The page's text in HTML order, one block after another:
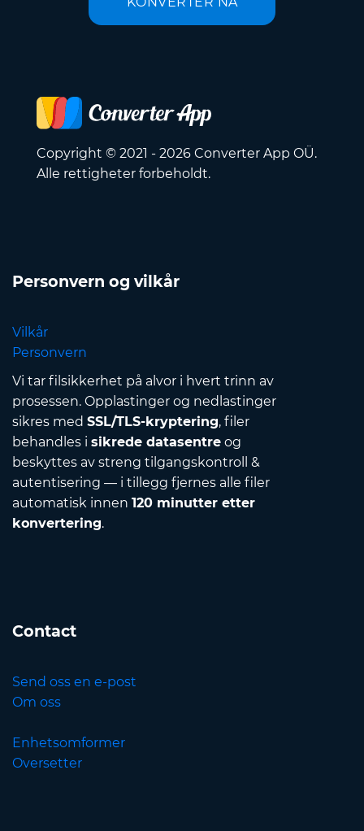
Copyright © 2021 - 2026 Converter App OÜ.
Alle rettigheter forbeholdt.
Personvern og vilkår
Vilkår
Personvern
Vi tar filsikkerhet på alvor i hvert trinn av
prosessen. Opplastinger og nedlastinger
sikres med SSL/TLS-kryptering, filer
behandles i sikrede datasentre og
beskyttes av streng tilgangskontroll &
autentisering — i tillegg fjernes alle filer
automatisk innen 120 minutter etter
konvertering.
Contact
Send oss en e-post
Om oss
Enhetsomformer
Oversetter